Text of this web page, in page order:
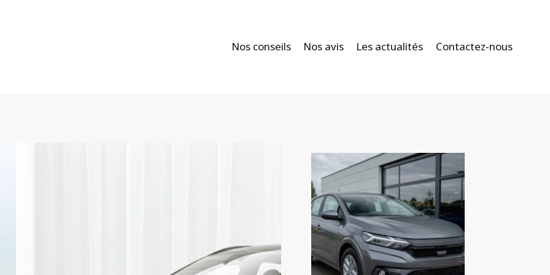
Nos conseils Nos avis Les actualités Contactez-nous